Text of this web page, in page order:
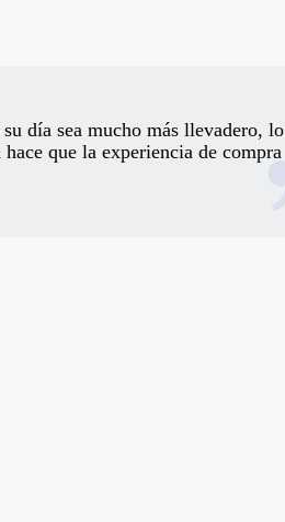
día sea mucho más llevadero, lo
que la experiencia de compra